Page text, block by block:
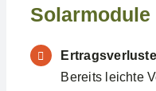
Solarmodule
Bereits leichte